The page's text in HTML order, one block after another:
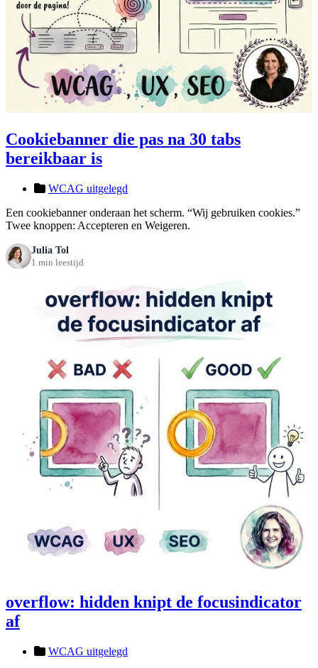
Cookiebanner die pas na 30 tabs
bereikbaar is
WCAG uitgelegd
Een cookiebanner onderaan het scherm. “Wij gebruiken cookies.”
Twee knoppen: Accepteren en Weigeren.
Julia Tol
1 min leestijd
overflow: hidden knipt de focusindicator
af
WCAG uitgelegd